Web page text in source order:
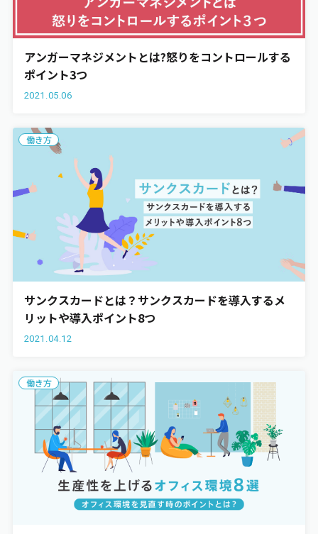
アンガーマネジメントとは?怒りをコントロールする
ポイント3つ
2021.05.06
働き方
サンクスカードとは？サンクスカードを導入するメ
リットや導入ポイント8つ
2021.04.12
働き方